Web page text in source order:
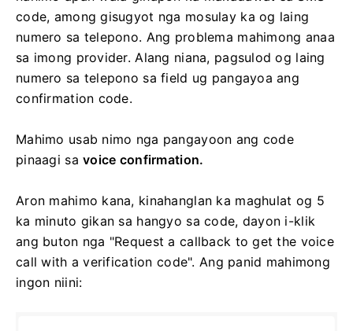
code, among gisugyot nga mosulay ka og laing
numero sa telepono. Ang problema mahimong anaa
sa imong provider. Alang niana, pagsulod og laing
numero sa telepono sa field ug pangayoa ang
confirmation code.
Mahimo usab nimo nga pangayoon ang code
pinaagi savoice confirmation.
Aron mahimo kana, kinahanglan ka maghulat og 5
ka minuto gikan sa hangyo sa code, dayon i-klik
ang buton nga "Request a callback to get the voice
call with a verification code". Ang panid mahimong
ingon niini: